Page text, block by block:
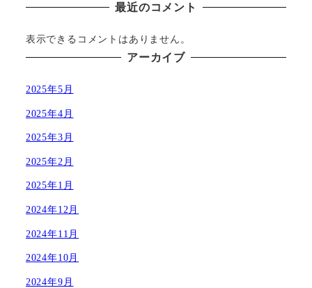
最近のコメント
表示できるコメントはありません。
アーカイブ
2025年5月
2025年4月
2025年3月
2025年2月
2025年1月
2024年12月
2024年11月
2024年10月
2024年9月